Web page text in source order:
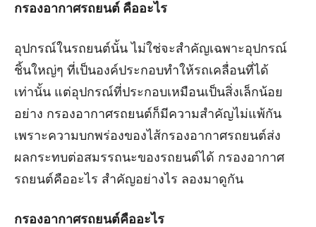
กรองอากาศรถยนต์ คืออะไร
อุปกรณ์ในรถยนต์นั้น ไม่ใช่จะสำคัญเฉพาะอุปกรณ์
ชิ้นใหญ่ๆ ที่เป็นองค์ประกอบทำให้รถเคลื่อนที่ได้
เท่านั้น แต่อุปกรณ์ที่ประกอบเหมือนเป็นสิ่งเล็กน้อย
อย่าง กรองอากาศรถยนต์ก็มีความสำคัญไม่แพ้กัน
เพราะความบกพร่องของไส้กรองอากาศรถยนต์ส่ง
ผลกระทบต่อสมรรถนะของรถยนต์ได้ กรองอากาศ
รถยนต์คืออะไร สำคัญอย่างไร ลองมาดูกัน
กรองอากาศรถยนต์คืออะไร